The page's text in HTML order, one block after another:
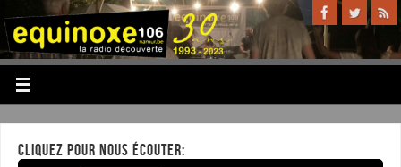
CLIQUEZ POUR NOUS ÉCOUTER: